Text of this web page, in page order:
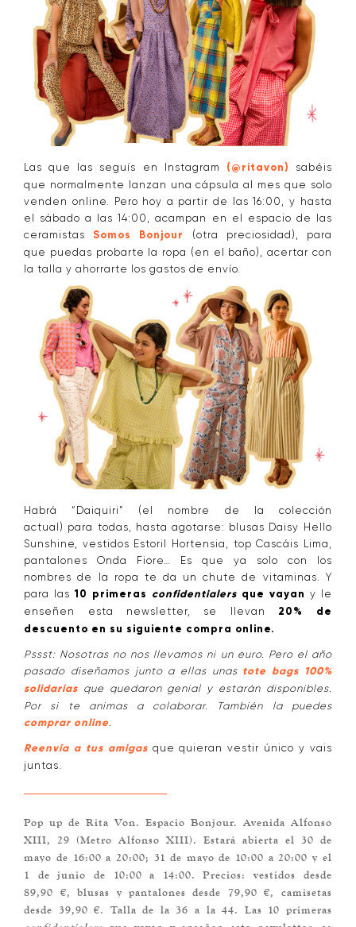
Las que las seguís en Instagram (@ritavon)
sabéis
que normalmente lanzan una cápsula al mes que solo
venden online. Pero hoy a partir de las 16:00, y hasta
el sábado a las 14:00, acampan en el espacio de las
ceramistasSomos Bonjour
(otra preciosidad), para
que puedas probarte la ropa (en el baño), acertar con
la talla y ahorrarte los gastos de envío.
Habrá “Daiquiri” (el nombre de la colección
actual) para todas, hasta agotarse: blusas Daisy Hello
Sunshine, vestidos Estoril Hortensia, top Cascáis Lima,
pantalones Onda Fiore… Es que ya solo con los
nombres de la ropa te da un chute de vitaminas. Y
para las10 primeras confidentialers que vayan y le
enseñen esta newsletter, se llevan 20% de
descuento en su siguiente compra online.
Pssst: Nosotras no nos llevamos ni un euro. Pero el año
pasado diseñamos junto a ellas unas tote bags 100%
solidarias que quedaron genial y estarán disponibles.
Por si te animas a colaborar. También la puedes
comprar online.
Reenvía a tus amigasque quieran vestir único y vais
juntas.
Pop up de Rita Von. Espacio Bonjour. Avenida Alfonso
XIII, 29 (Metro Alfonso XIII). Estará abierta el 30 de
mayo de 16:00 a 20:00; 31 de mayo de 10:00 a 20:00 y el
1 de junio de 10:00 a 14:00. Precios: vestidos desde
89,90 €, blusas y pantalones desde 79,90 €, camisetas
desde 39,90 €. Talla de la 36 a la 44. Las 10 primeras